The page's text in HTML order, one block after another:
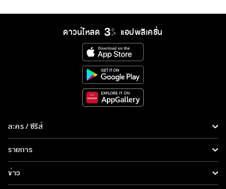
ดาวน์โหลด แอปพลิเคชั่น
ละคร / ซีรีส์
ละคร/ซีรีส์
ซีรีส์นานาชาติ
การ์ตูน & เกม
รายการ
รายการทั้งหมด
ข่าว